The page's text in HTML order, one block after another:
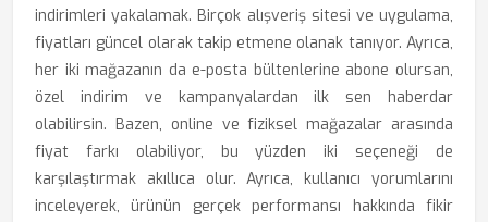
indirimleri yakalamak. Birçok alışveriş sitesi ve uygulama,
fiyatları güncel olarak takip etmene olanak tanıyor. Ayrıca,
her iki mağazanın da e-posta bültenlerine abone olursan,
özel indirim ve kampanyalardan ilk sen haberdar
olabilirsin. Bazen, online ve fiziksel mağazalar arasında
fiyat farkı olabiliyor, bu yüzden iki seçeneği de
karşılaştırmak akıllıca olur. Ayrıca, kullanıcı yorumlarını
inceleyerek, ürünün gerçek performansı hakkında fikir